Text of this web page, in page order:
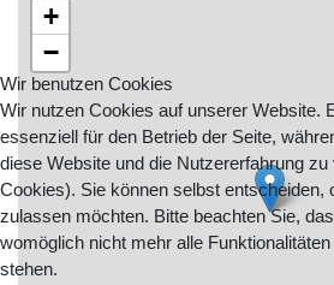
+
−
Wir benutzen Cookies
Wir nutzen Cookies auf unserer Website.
essenziell für den Betrieb der Seite,
diese Website und die Nutzererfahrung
Cookies). Sie können selbst entscheiden,
zulassen möchten. Bitte beachten Sie,
womöglich nicht mehr alle
stehen.